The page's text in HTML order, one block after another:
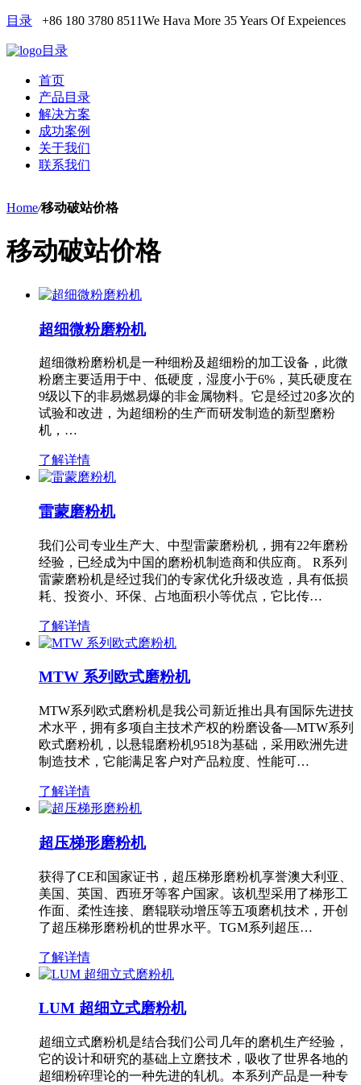
目录 +86 180 3780 8511We Hava More 35 Years Of Expeiences
目录
首页
产品目录
解决方案
成功案例
关于我们
联系我们
Home/移动破站价格
移动破站价格
超细微粉磨粉机
超细微粉磨粉机是一种细粉及超细粉的加工设备，此微
粉磨主要适用于中、低硬度，湿度小于6%，莫氏硬度在
9级以下的非易燃易爆的非金属物料。它是经过20多次的
试验和改进，为超细粉的生产而研发制造的新型磨粉
机，…
了解详情
雷蒙磨粉机
我们公司专业生产大、中型雷蒙磨粉机，拥有22年磨粉
经验，已经成为中国的磨粉机制造商和供应商。 R系列
雷蒙磨粉机是经过我们的专家优化升级改造，具有低损
耗、投资小、环保、占地面积小等优点，它比传…
了解详情
MTW 系列欧式磨粉机
MTW系列欧式磨粉机是我公司新近推出具有国际先进技
术水平，拥有多项自主技术产权的粉磨设备—MTW系列
欧式磨粉机，以悬辊磨粉机9518为基础，采用欧洲先进
制造技术，它能满足客户对产品粒度、性能可…
了解详情
超压梯形磨粉机
获得了CE和国家证书，超压梯形磨粉机享誉澳大利亚、
美国、英国、西班牙等客户国家。该机型采用了梯形工
作面、柔性连接、磨辊联动增压等五项磨机技术，开创
了超压梯形磨粉机的世界水平。TGM系列超压…
了解详情
LUM 超细立式磨粉机
超细立式磨粉机是结合我们公司几年的磨机生产经验，
它的设计和研究的基础上立磨技术，吸收了世界各地的
超细粉碎理论的一种先进的轧机。本系列产品是一种专